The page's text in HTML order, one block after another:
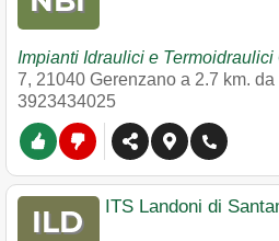
Impianti Idraulici e Termoidraulici
7, 21040 Gerenzano a 2.7 km.
3923434025
ITS Landoni di